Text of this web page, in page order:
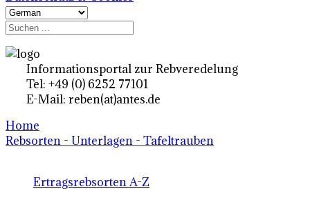
Informationsportal zur Rebveredelung
Tel: +49 (0) 6252 77101
E-Mail: reben(at)antes.de
Home
Rebsorten - Unterlagen - Tafeltrauben
Ertragsrebsorten A-Z